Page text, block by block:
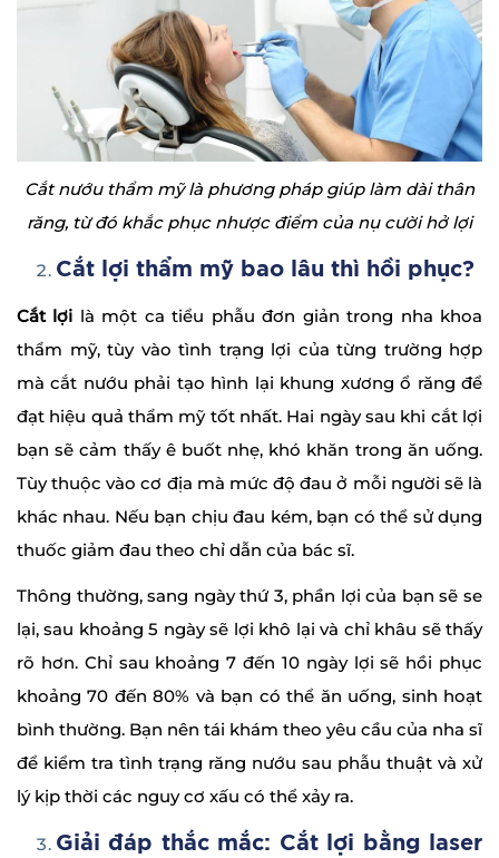
Cắt nướu thẩm mỹ là phương pháp giúp làm dài thân
răng, từ đó khắc phục nhược điểm của nụ cười hở lợi
Cắt lợi thẩm mỹ bao lâu thì hồi phục?
Cắt lợi là một ca tiểu phẫu đơn giản trong nha khoa
thẩm mỹ, tùy vào tình trạng lợi của từng trường hợp
mà cắt nướu phải tạo hình lại khung xương ổ răng để
đạt hiệu quả thẩm mỹ tốt nhất. Hai ngày sau khi cắt lợi
bạn sẽ cảm thấy ê buốt nhẹ, khó khăn trong ăn uống.
Tùy thuộc vào cơ địa mà mức độ đau ở mỗi người sẽ là
khác nhau. Nếu bạn chịu đau kém, bạn có thể sử dụng
thuốc giảm đau theo chỉ dẫn của bác sĩ.
Thông thường, sang ngày thứ 3, phần lợi của bạn sẽ se
lại, sau khoảng 5 ngày sẽ lợi khô lại và chỉ khâu sẽ thấy
rõ hơn. Chỉ sau khoảng 7 đến 10 ngày lợi sẽ hồi phục
khoảng 70 đến 80% và bạn có thể ăn uống, sinh hoạt
bình thường. Bạn nên tái khám theo yêu cầu của nha sĩ
để kiểm tra tình trạng răng nướu sau phẫu thuật và xử
lý kịp thời các nguy cơ xấu có thể xảy ra.
Giải đáp thắc mắc: Cắt lợi bằng laser